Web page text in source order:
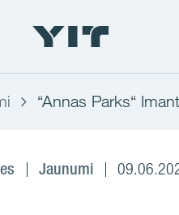
“Annas Parks“
Jaunumi